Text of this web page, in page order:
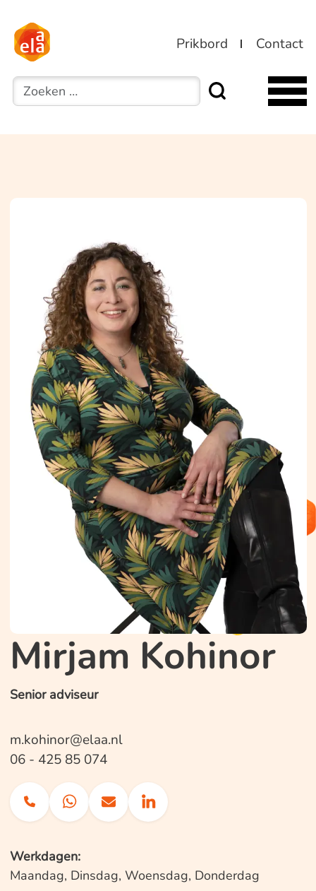
Prikbord Contact
Zoeken
Mirjam Kohinor
Senior adviseur
m.kohinor@elaa.nl
06 - 425 85 074
Werkdagen:
Maandag, Dinsdag, Woensdag, Donderdag